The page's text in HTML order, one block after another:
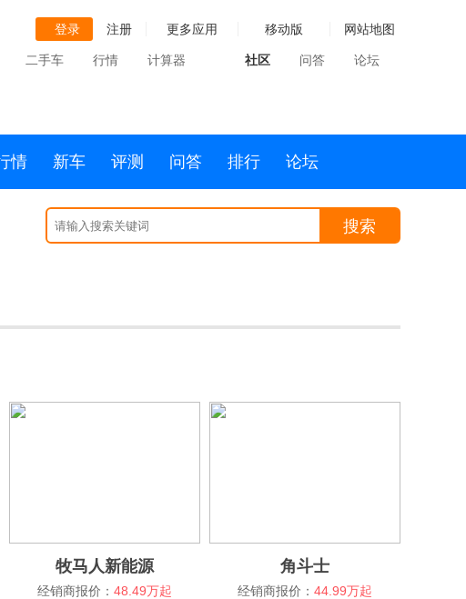
登录 注册 更多应用 移动版 网站地图
二手车 行情 计算器 社区 问答 论坛
情 新车 评测 问答 排行 论坛
搜索
牧马人新能源
经销商报价： 48.49万起
角斗士
经销商报价： 44.99万起